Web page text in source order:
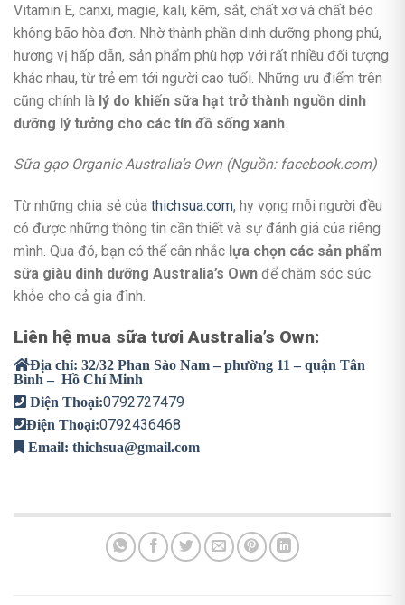
Vitamin E, canxi, magie, kali, kẽm, sắt, chất xơ và chất béo
không bão hòa đơn. Nhờ thành phần dinh dưỡng phong phú,
hương vị hấp dẫn, sản phẩm phù hợp với rất nhiều đối tượng
khác nhau, từ trẻ em tới người cao tuổi. Những ưu điểm trên
cũng chính là lý do khiến sữa hạt trở thành nguồn dinh
dưỡng lý tưởng cho các tín đồ sống xanh
Sữa gạo Organic Australia’s Own (Nguồn: facebook.com)
Từ những chia sẻ của thichsua.com, hy vọng mỗi người đều
có được những thông tin cần thiết và sự đánh giá của riêng
mình. Qua đó, bạn có thể cân nhắc lựa chọn các sản phẩm
sữa giàu dinh dưỡng Australia’s Own để chăm sóc sức
khỏe cho cả gia đình.
Liên hệ mua sữa tươi Australia’s Own:
Địa chỉ: 32/32 Phan Sào Nam – phường 11 – quận Tân
Bình – Hồ Chí Minh
Điện Thoại:0792727479
Điện Thoại:0792436468
Email: thichsua@gmail.com